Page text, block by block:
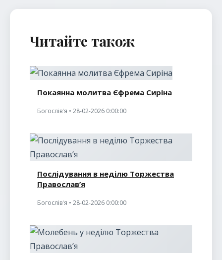
Читайте також
Покаянна молитва Єфрема Сиріна
Богослів'я • 28-02-2026 0:00:00
Послідування в неділю Торжества
Православ’я
Богослів'я • 28-02-2026 0:00:00